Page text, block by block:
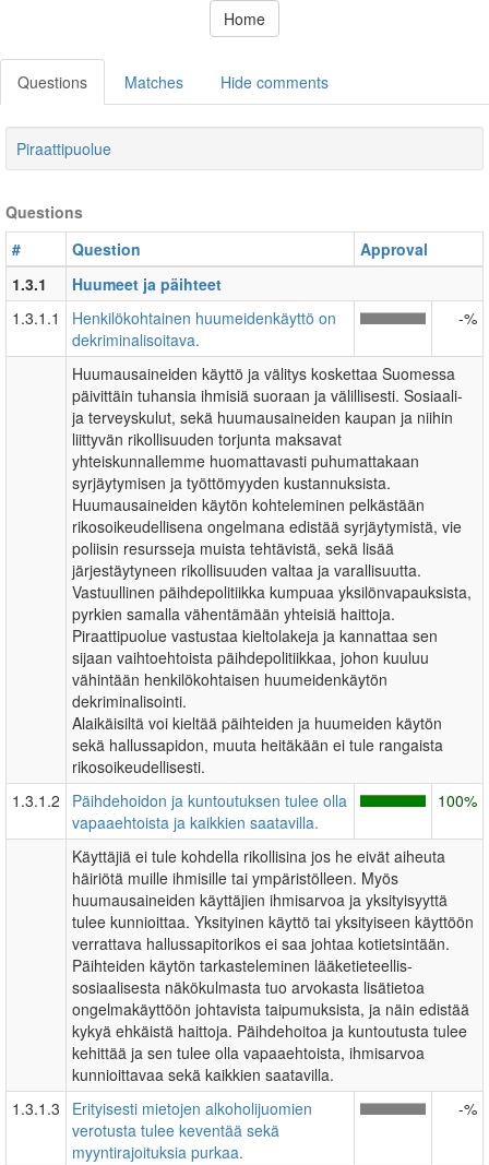
Home
Questions Matches Hide comments
Piraattipuolue
Questions
#
Question
Approval
1.3.1
Huumeet ja päihteet
1.3.1.1
Henkilökohtainen huumeidenkäyttö on
dekriminalisoitava.
-%
Huumausaineiden käyttö ja välitys koskettaa Suomessa
päivittäin tuhansia ihmisiä suoraan ja välillisesti. Sosiaali-
ja terveyskulut, sekä huumausaineiden kaupan ja niihin
liittyvän rikollisuuden torjunta maksavat
yhteiskunnallemme huomattavasti puhumattakaan
syrjäytymisen ja työttömyyden kustannuksista.
Huumausaineiden käytön kohteleminen pelkästään
rikosoikeudellisena ongelmana edistää syrjäytymistä, vie
poliisin resursseja muista tehtävistä, sekä lisää
järjestäytyneen rikollisuuden valtaa ja varallisuutta.
Vastuullinen päihdepolitiikka kumpuaa yksilönvapauksista,
pyrkien samalla vähentämään yhteisiä haittoja.
Piraattipuolue vastustaa kieltolakeja ja kannattaa sen
sijaan vaihtoehtoista päihdepolitiikkaa, johon kuuluu
vähintään henkilökohtaisen huumeidenkäytön
dekriminalisointi.
Alaikäisiltä voi kieltää päihteiden ja huumeiden käytön
sekä hallussapidon, muuta heitäkään ei tule rangaista
rikosoikeudellisesti.
1.3.1.2
Päihdehoidon ja kuntoutuksen tulee olla
vapaaehtoista ja kaikkien saatavilla.
100%
Käyttäjiä ei tule kohdella rikollisina jos he eivät aiheuta
häiriötä muille ihmisille tai ympäristölleen. Myös
huumausaineiden käyttäjien ihmisarvoa ja yksityisyyttä
tulee kunnioittaa. Yksityinen käyttö tai yksityiseen käyttöön
verrattava hallussapitorikos ei saa johtaa kotietsintään.
Päihteiden käytön tarkasteleminen lääketieteellis-
sosiaalisesta näkökulmasta tuo arvokasta lisätietoa
ongelmakäyttöön johtavista taipumuksista, ja näin edistää
kykyä ehkäistä haittoja. Päihdehoitoa ja kuntoutusta tulee
kehittää ja sen tulee olla vapaaehtoista, ihmisarvoa
kunnioittavaa sekä kaikkien saatavilla.
1.3.1.3
Erityisesti mietojen alkoholijuomien
verotusta tulee keventää sekä
myyntirajoituksia purkaa.
-%